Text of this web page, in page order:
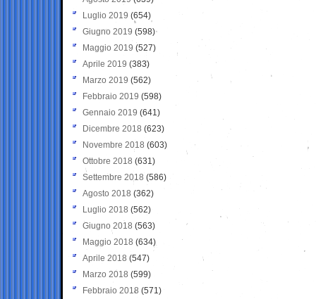
Luglio 2019 (654)
Giugno 2019 (598)
Maggio 2019 (527)
Aprile 2019 (383)
Marzo 2019 (562)
Febbraio 2019 (598)
Gennaio 2019 (641)
Dicembre 2018 (623)
Novembre 2018 (603)
Ottobre 2018 (631)
Settembre 2018 (586)
Agosto 2018 (362)
Luglio 2018 (562)
Giugno 2018 (563)
Maggio 2018 (634)
Aprile 2018 (547)
Marzo 2018 (599)
Febbraio 2018 (571)